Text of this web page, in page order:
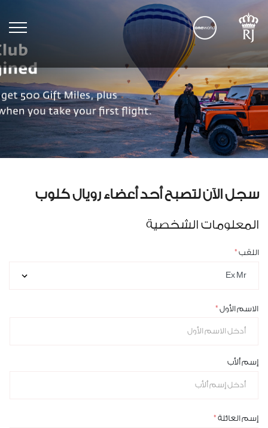
سجل الآن لتصبح أحد أعضاء رويال كلوب
المعلومات الشخصية
اللقب
الاسم الأول
إسم ألأب
إسم العائلة